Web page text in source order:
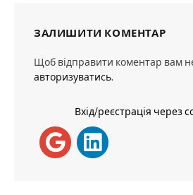
ЗАЛИШИТИ КОМЕНТАР
Щоб відправити коментар вам
авторизуватись.
Вхід/реєстрація через